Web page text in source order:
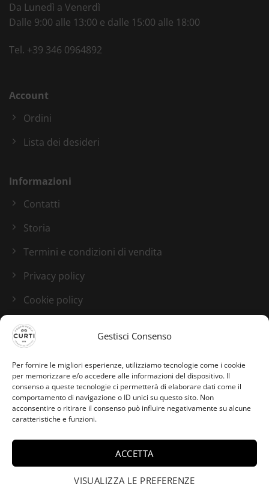
Gestisci Consenso
Per fornire le migliori esperienze, utilizziamo tecnologie come i cookie
per memorizzare e/o accedere alle informazioni del dispositivo. Il
consenso a queste tecnologie ci permetterà di elaborare dati come il
comportamento di navigazione o ID unici su questo sito. Non
acconsentire o ritirare il consenso può influire negativamente su alcune
caratteristiche e funzioni.
ACCETTA
VISUALIZZA LE PREFERENZE
Da Lunedì a Venerdì
Dalle 9:00 alle 13:00 e dalle 15:00 alle 18:00
Tel. +39 346 0964892
Account
Ordini
Lista dei desideri
Informazioni
Contatti
Storia
Termini e condizioni di vendita
Privacy policy
Cookie policy
Blog
I nostri canali social
Di Latina ha acquistato
Sex and the Sea - Extrait